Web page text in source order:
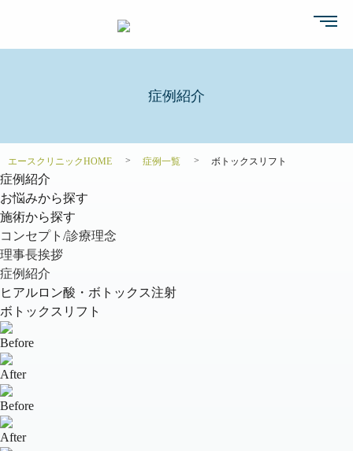
症例紹介
エースクリニックHOME 症例一覧 ボトックスリフト
症例紹介
お悩みから探す
施術から探す
コンセプト/診療理念
理事長挨拶
症例紹介
ヒアルロン酸・ボトックス注射
ボトックスリフト
Before
After
Before
After